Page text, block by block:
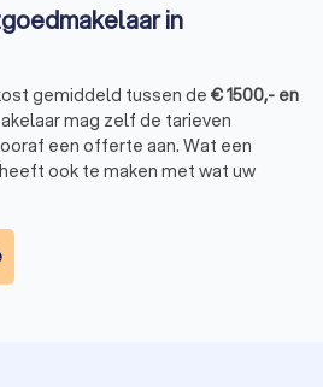
in
gemiddeld tussen de €1500,- en
mag zelf de tarieven
een offerte aan. Wat een
ook te maken met wat uw